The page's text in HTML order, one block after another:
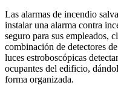
Las alarmas de incendio
instalar una alarma contra
seguro para sus empleados,
combinación de detectores
luces estroboscópicas
ocupantes del edificio,
forma organizada.